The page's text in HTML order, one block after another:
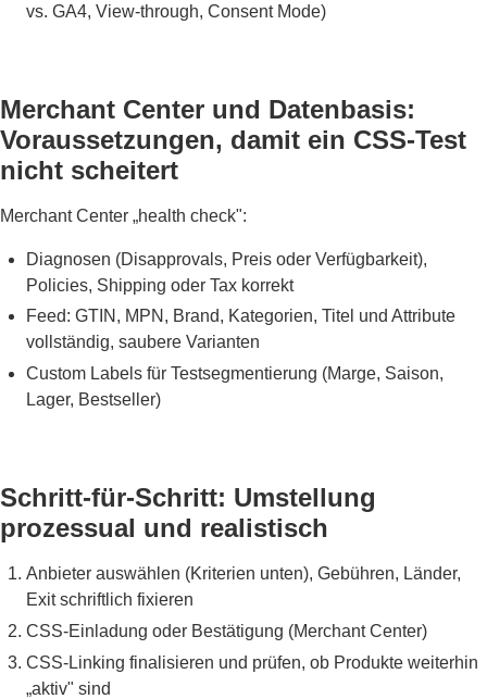
vs. GA4, View-through, Consent Mode)
Merchant Center und Datenbasis:
Voraussetzungen, damit ein CSS-Test
nicht scheitert
Merchant Center „health check":
Diagnosen (Disapprovals, Preis oder Verfügbarkeit),
Policies, Shipping oder Tax korrekt
Feed: GTIN, MPN, Brand, Kategorien, Titel und Attribute
vollständig, saubere Varianten
Custom Labels für Testsegmentierung (Marge, Saison,
Lager, Bestseller)
Schritt-für-Schritt: Umstellung
prozessual und realistisch
Anbieter auswählen (Kriterien unten), Gebühren, Länder,
Exit schriftlich fixieren
CSS-Einladung oder Bestätigung (Merchant Center)
CSS-Linking finalisieren und prüfen, ob Produkte weiterhin
„aktiv" sind